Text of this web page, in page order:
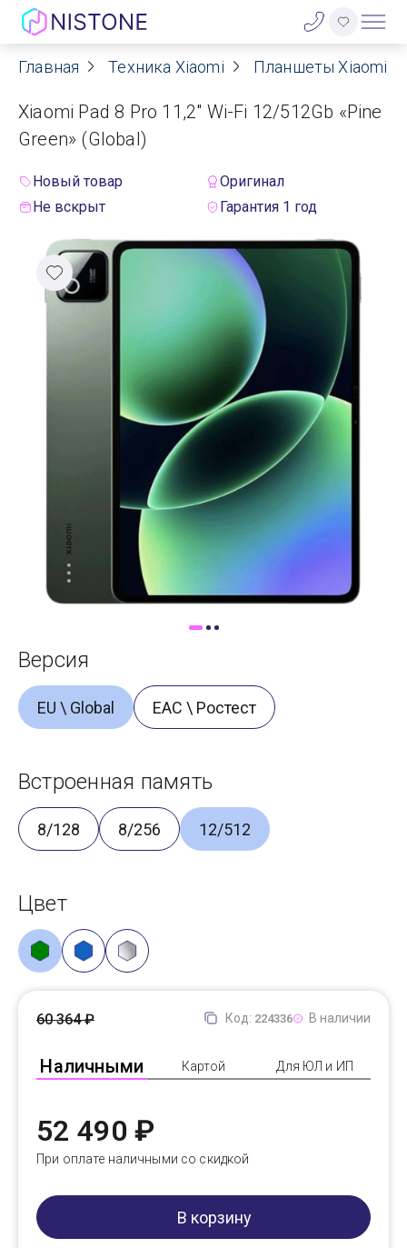
Акции
О нас
Договор оферты
Реквизиты
Оплата
Самовывоз
Главная Техника Xiaomi Планшеты Xiaomi
Xiaomi Pad 8 Pro 11,2" Wi-Fi 12/512Gb «Pine
Green» (Global)
Новый товар
Оригинал
Не вскрыт
Гарантия 1 год
Версия
EU \ Global ЕАС \ Ростест
Встроенная память
8/128 8/256 12/512
Цвет
Код: 224336 В наличии
Наличными Картой Для ЮЛ и ИП
60 364 ₽
52 490 ₽
При оплате наличными со скидкой
В корзину